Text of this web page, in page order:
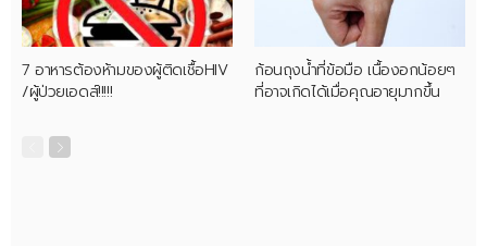
7 อาหารต้องห้ามของผู้ติดเชื้อHIV
/ผู้ป่วยเอดส์!!!!!
ก้อนถุงน้ำที่ข้อมือ เนื้องอกน้อยๆ
ที่อาจเกิดได้เมื่อคุณอายุมากขึ้น